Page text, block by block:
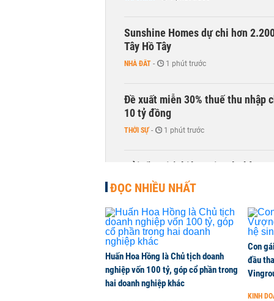
Sunshine Homes dự chi hơn
Tây Hồ Tây
NHÀ ĐẤT - 1 phút trước
Đề xuất miễn 30% thuế thu nhập
10 tỷ đồng
THỜI SỰ - 1 phút trước
Gửi tiền tiết kiệm tại ngân hàng
TÀI CHÍNH - 1 phút trước
Khánh Hòa đề xuất làm khu đô
NHÀ ĐẤT - 1 phút trước
Thực hư vụ xe điện Geely bị từ
KINH DOANH
ĐỌC NHIỀU NHẤT
Huấn Hoa Hồng là Chủ tịch doanh
nghiệp vốn 100 tỷ, góp cổ phần trong
hai doanh nghiệp khác
Con
đầu
KINH